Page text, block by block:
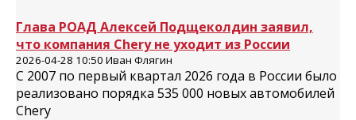
Глава РОАД Алексей Подщеколдин заявил,
что компания Chery не уходит из России
2026-04-28 10:50 Иван Флягин
С 2007 по первый квартал 2026 года в России было
реализовано порядка 535 000 новых автомобилей
Chery